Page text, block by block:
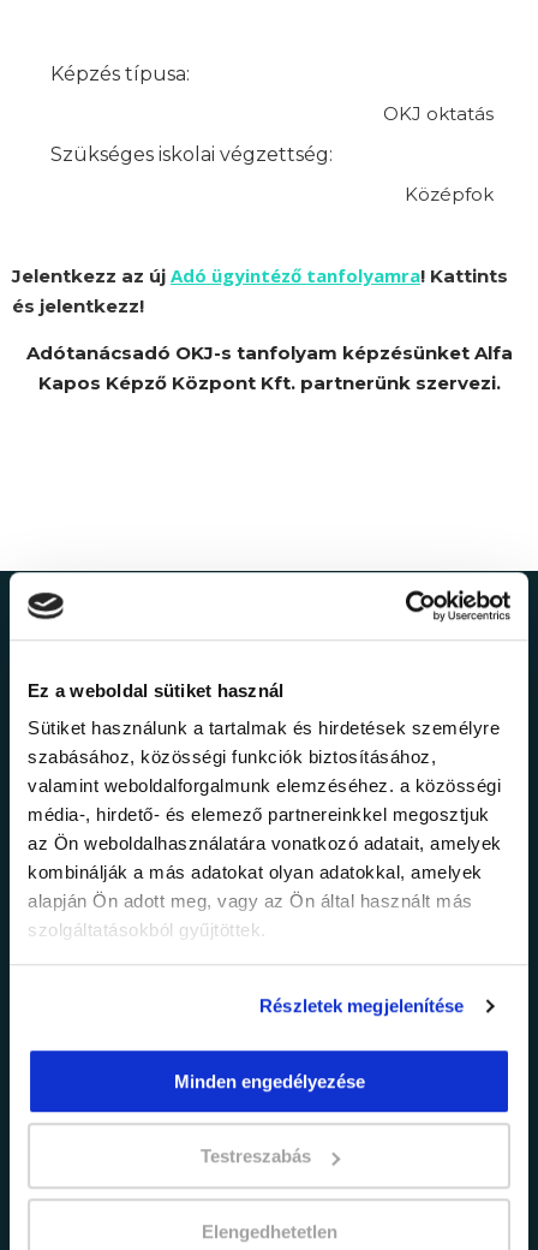
Ez a weboldal sütiket használ
Sütiket használunk a tartalmak és hirdetések személyre
szabásához, közösségi funkciók biztosításához,
valamint weboldalforgalmunk elemzéséhez. a közösségi
média-, hirdető- és elemező partnereinkkel megosztjuk
az Ön weboldalhasználatára vonatkozó adatait, amelyek
kombinálják a más adatokat olyan adatokkal, amelyek
alapján Ön adott meg, vagy az Ön által használt más
szolgáltatásokból gyűjtöttek.
Részletek megjelenítése
Minden engedélyezése
Testreszabás
Elengedhetetlen
Képzés típusa:
OKJ oktatás
Szükséges iskolai végzettség:
Középfok
Jelentkezz az új Adó ügyintéző tanfolyamra! Kattints
és jelentkezz!
Adótanácsadó OKJ-s tanfolyam képzésünket Alfa
Kapos Képző Központ Kft. partnerünk szervezi.
Ne maradj le a
legfrissebb
információkról!
Értesülj elsőként legújabb tanfolyamainkról,
legfrissebb híreinkről és időszakos
promócióinkról.
Elfogadom azadatkezelési tájékoztatóban